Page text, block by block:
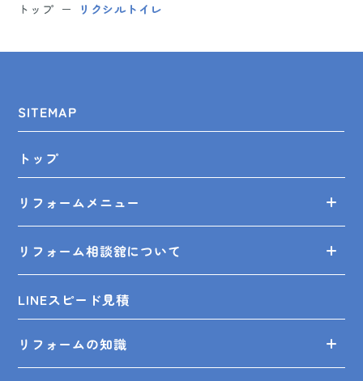
トップ リクシルトイレ
SITEMAP
トップ
リフォームメニュー
リフォーム相談舘について
LINEスピード見積
リフォームの知識